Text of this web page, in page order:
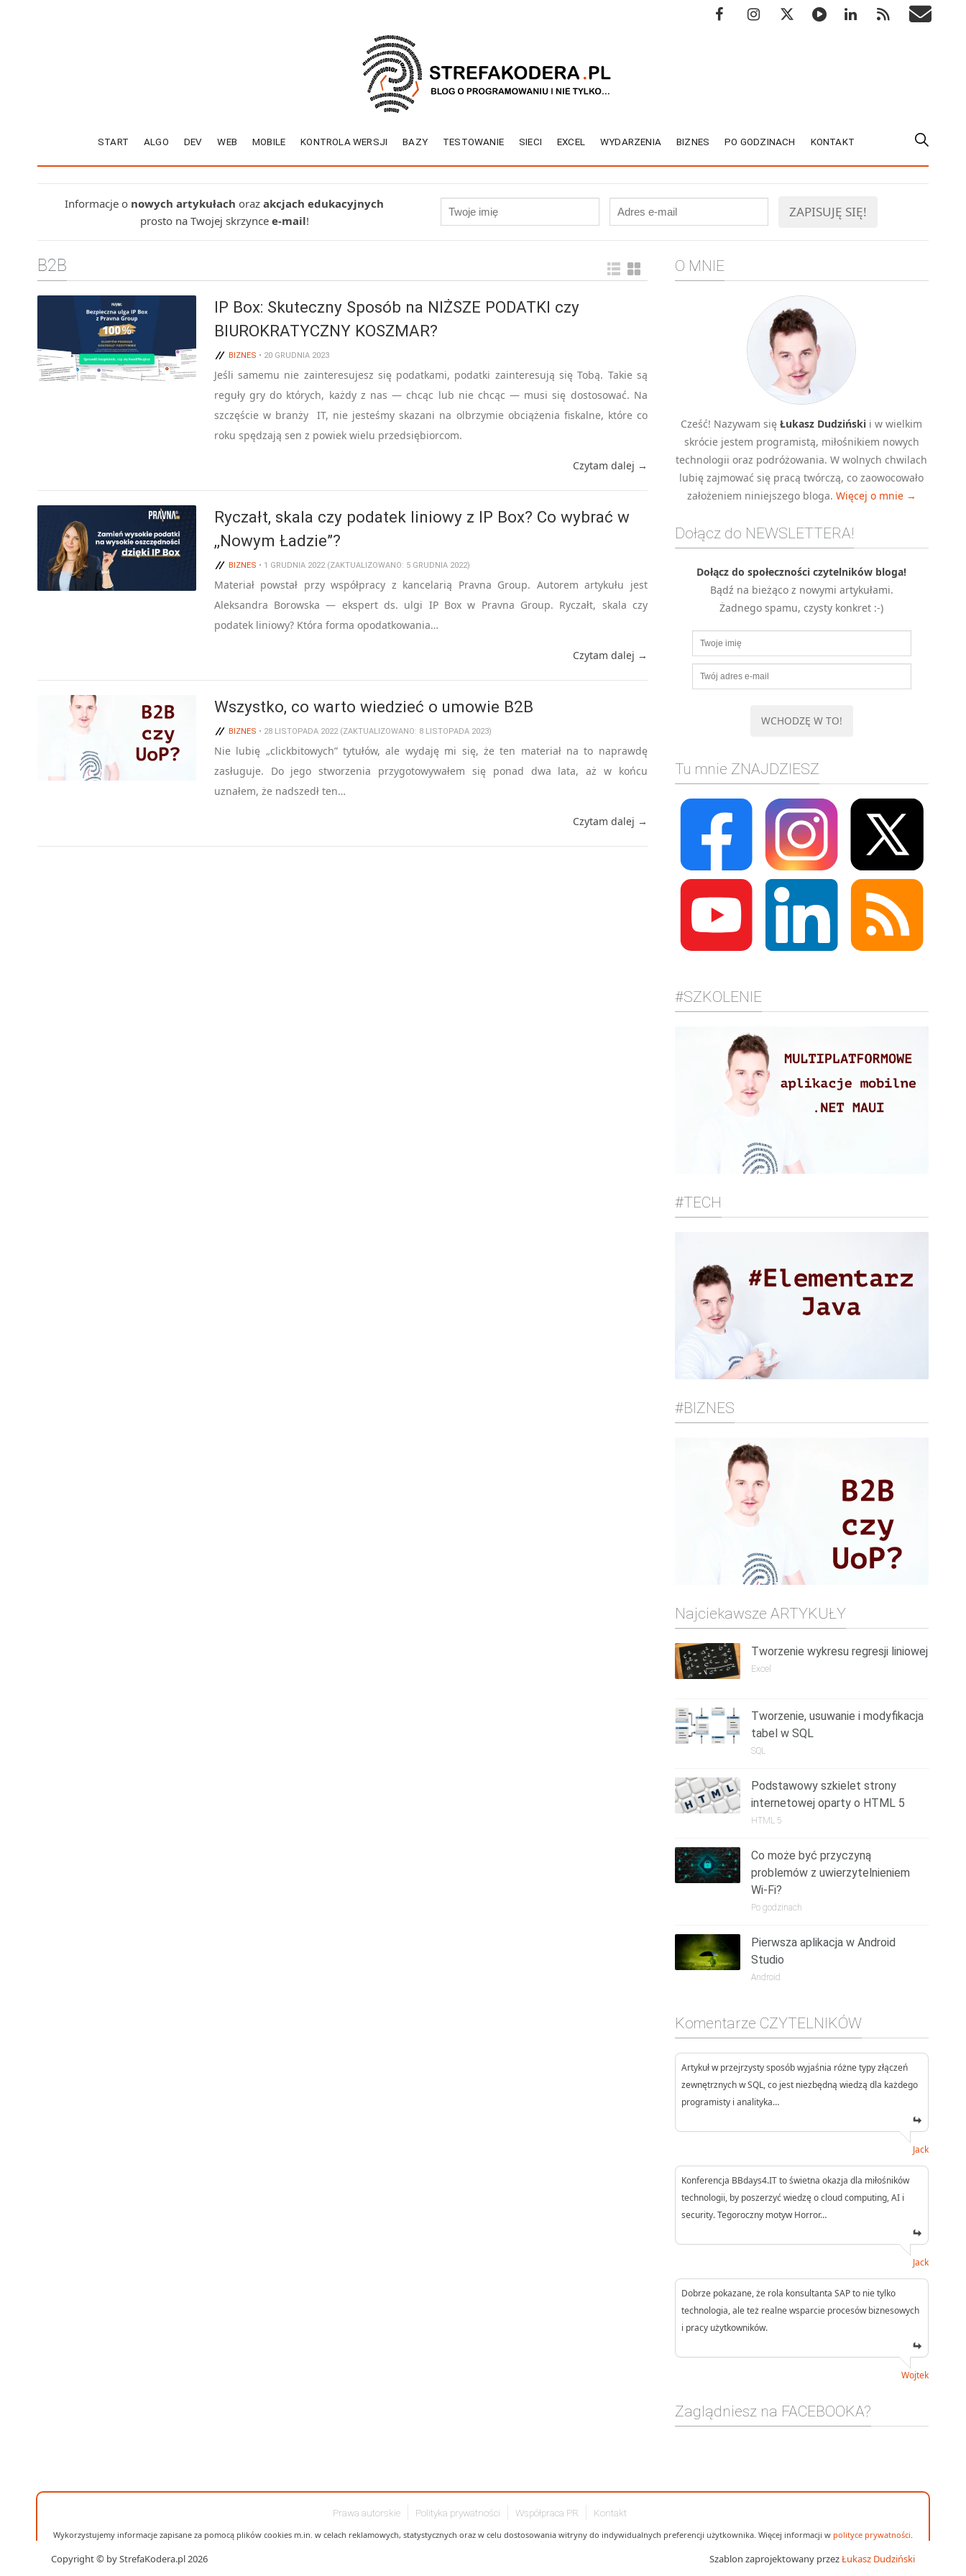
START ALGO DEV WEB MOBILE KONTROLA WERSJI BAZY TESTOWANIE SIECI EXCEL WYDARZENIA BIZNES PO GODZINACH KONTAKT
Informacje o nowych artykułach oraz akcjach edukacyjnych
prosto na Twojej skrzynce e-mail!
B2B
IP Box: Skuteczny Sposób na NIŻSZE PODATKI czy
BIUROKRATYCZNY KOSZMAR?
BIZNES • 20 GRUDNIA 2023
Jeśli samemu nie zainteresujesz się podatkami, podatki zainteresują się Tobą. Takie są
reguły gry do których, każdy z nas — chcąc lub nie chcąc — musi się dostosować. Na
szczęście w branży IT, nie jesteśmy skazani na olbrzymie obciążenia fiskalne, które co
roku spędzają sen z powiek wielu przedsiębiorcom.
Czytam dalej →
Ryczałt, skala czy podatek liniowy z IP Box? Co wybrać w
,,Nowym Ładzie”?
BIZNES • 1 GRUDNIA 2022 (ZAKTUALIZOWANO: 5 GRUDNIA 2022)
Materiał powstał przy współpracy z kancelarią Pravna Group. Autorem artykułu jest
Aleksandra Borowska — ekspert ds. ulgi IP Box w Pravna Group. Ryczałt, skala czy
podatek liniowy? Która forma opodatkowania…
Czytam dalej →
Wszystko, co warto wiedzieć o umowie B2B
BIZNES • 28 LISTOPADA 2022 (ZAKTUALIZOWANO: 8 LISTOPADA 2023)
Nie lubię „clickbitowych” tytułów, ale wydaję mi się, że ten materiał na to naprawdę
zasługuje. Do jego stworzenia przygotowywałem się ponad dwa lata, aż w końcu
uznałem, że nadszedł ten…
Czytam dalej →
O MNIE
Cześć! Nazywam sięŁukasz Dudziński i w wielkim
skrócie jestem programistą, miłośnikiem nowych
technologii oraz podróżowania. W wolnych chwilach
lubię zajmować się pracą twórczą, co zaowocowało
założeniem niniejszego bloga. Więcej o mnie →
Dołącz do NEWSLETTERA!
Dołącz do społeczności czytelników bloga!
Bądź na bieżąco z nowymi artykułami.
Żadnego spamu, czysty konkret :-)
Tu mnie ZNAJDZIESZ
#SZKOLENIE
#TECH
#BIZNES
Najciekawsze ARTYKUŁY
Tworzenie wykresu regresji liniowej
Excel
Tworzenie, usuwanie i modyfikacja
tabel w SQL
SQL
Podstawowy szkielet strony
internetowej oparty o HTML 5
HTML 5
Co może być przyczyną
problemów z uwierzytelnieniem
Wi-Fi?
Po godzinach
Pierwsza aplikacja w Android
Studio
Android
Komentarze CZYTELNIKÓW
Artykuł w przejrzysty sposób wyjaśnia różne typy złączeń
zewnętrznych w SQL, co jest niezbędną wiedzą dla każdego
programisty i analityka…
Jack
Konferencja BBdays4.IT to świetna okazja dla miłośników
technologii, by poszerzyć wiedzę o cloud computing, AI i
security. Tegoroczny motyw Horror…
Jack
Dobrze pokazane, że rola konsultanta SAP to nie tylko
technologia, ale też realne wsparcie procesów biznesowych
i pracy użytkowników.
Wojtek
Zaglądniesz na FACEBOOKA?
Prawa autorskie Polityka prywatności Współpraca PR Kontakt
Wykorzystujemy informacje zapisane za pomocą plików cookies m.in. w celach reklamowych, statystycznych oraz w celu dostosowania witryny do indywidualnych preferencji użytkownika. Więcej informacji w polityce prywatności
Copyright © by StrefaKodera.pl 2026 Szablon zaprojektowany przezŁukasz Dudziński